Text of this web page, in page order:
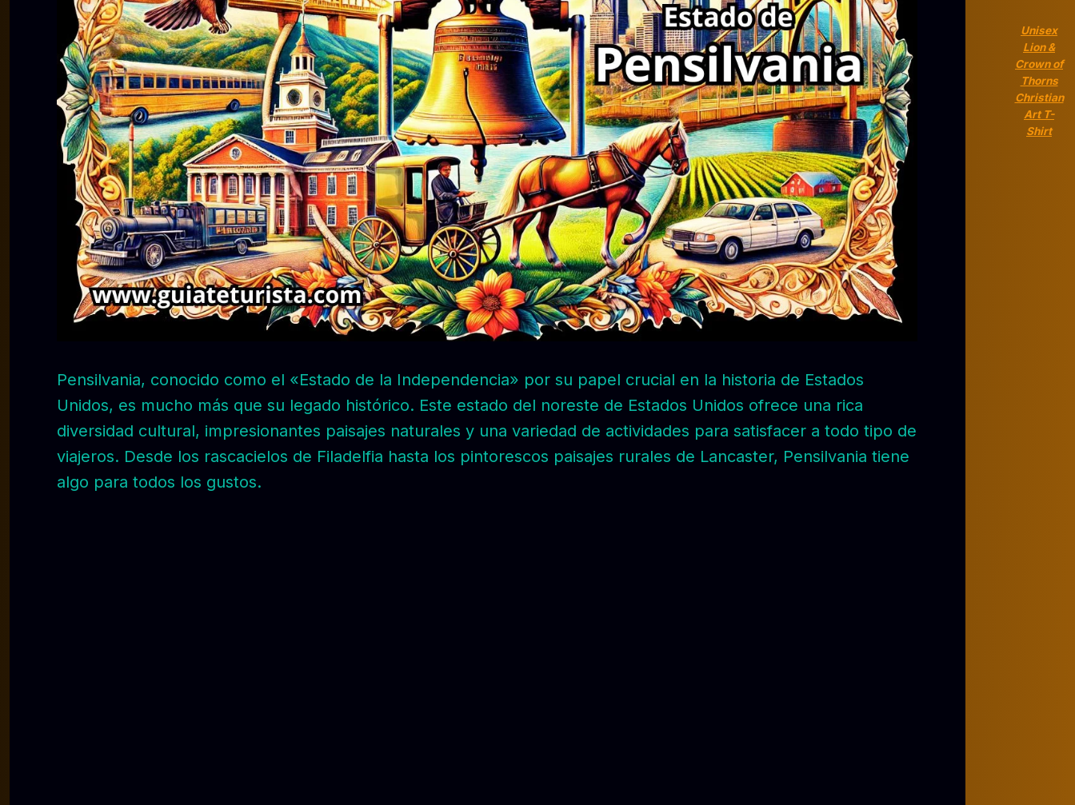
Pensilvania, conocido como el «Estado de la Independencia» por su papel crucial en la historia de Estados
Unidos, es mucho más que su legado histórico. Este estado del noreste de Estados Unidos ofrece una rica
diversidad cultural, impresionantes paisajes naturales y una variedad de actividades para satisfacer a todo tipo de
viajeros. Desde los rascacielos de Filadelfia hasta los pintorescos paisajes rurales de Lancaster, Pensilvania tiene
algo para todos los gustos.
Unisex
Lion &
Crown of
Thorns
Christian
Art T-
Shirt